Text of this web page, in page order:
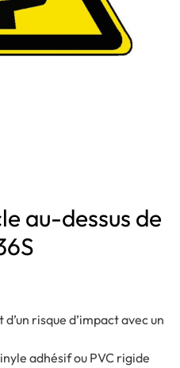
au-dessus de
risque d’impact avec un
adhésif ou PVC rigide